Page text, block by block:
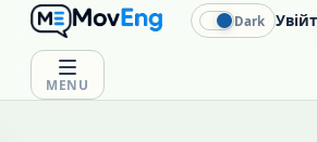
MENU
Dark